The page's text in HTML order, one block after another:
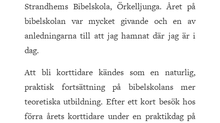
Strandhems Bibelskola, Örkelljunga. Året på
bibelskolan var mycket givande och en av
anledningarna till att jag hamnat där jag är i
dag.
Att bli korttidare kändes som en naturlig,
praktisk fortsättning på bibelskolans mer
teoretiska utbildning. Efter ett kort besök hos
förra årets korttidare under en praktikdag på